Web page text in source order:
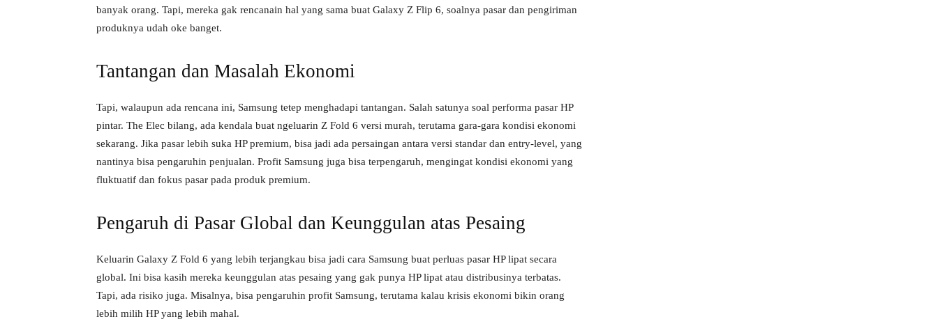
banyak orang. Tapi, mereka gak rencanain hal yang sama buat Galaxy Z Flip 6, soalnya pasar dan pengiriman
produknya udah oke banget.
Tantangan dan Masalah Ekonomi
Tapi, walaupun ada rencana ini, Samsung tetep menghadapi tantangan. Salah satunya soal performa pasar HP
pintar. The Elec bilang, ada kendala buat ngeluarin Z Fold 6 versi murah, terutama gara-gara kondisi ekonomi
sekarang. Jika pasar lebih suka HP premium, bisa jadi ada persaingan antara versi standar dan entry-level, yang
nantinya bisa pengaruhin penjualan. Profit Samsung juga bisa terpengaruh, mengingat kondisi ekonomi yang
fluktuatif dan fokus pasar pada produk premium.
Pengaruh di Pasar Global dan Keunggulan atas Pesaing
Keluarin Galaxy Z Fold 6 yang lebih terjangkau bisa jadi cara Samsung buat perluas pasar HP lipat secara
global. Ini bisa kasih mereka keunggulan atas pesaing yang gak punya HP lipat atau distribusinya terbatas.
Tapi, ada risiko juga. Misalnya, bisa pengaruhin profit Samsung, terutama kalau krisis ekonomi bikin orang
lebih milih HP yang lebih mahal.